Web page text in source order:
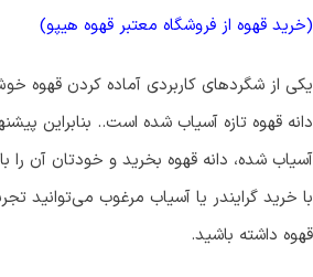
(خرید قهوه از فروشگاه معتبر قهوه هیپو)
یکی از شگردهای کاربردی آماده کردن قهوه
دانه قهوه تازه آسیاب شده است.. بنابراین
آسیاب شده، دانه قهوه بخرید و خودتان آن را با
با خرید گرایندر یا آسیاب مرغوب می‌توانید
قهوه داشته باشید.